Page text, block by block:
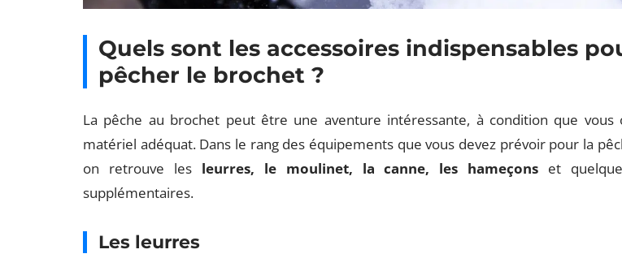
Quels sont les accessoires indispensables
pêcher le brochet ?
La pêche au brochet peut être une aventure intéressante, à condition que vous
matériel adéquat. Dans le rang des équipements que vous devez prévoir pour la
on retrouve les leurres, le moulinet, la canne, les hameçons et
supplémentaires.
Les leurres